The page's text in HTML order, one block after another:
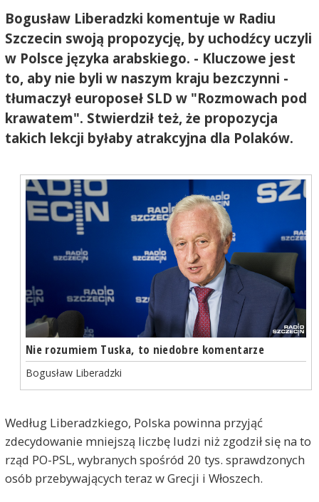
Bogusław Liberadzki komentuje w Radiu
Szczecin swoją propozycję, by uchodźcy uczyli
w Polsce języka arabskiego. - Kluczowe jest
to, aby nie byli w naszym kraju bezczynni -
tłumaczył europoseł SLD w "Rozmowach pod
krawatem". Stwierdził też, że propozycja
takich lekcji byłaby atrakcyjna dla Polaków.
Nie rozumiem Tuska, to niedobre komentarze
Bogusław Liberadzki
Według Liberadzkiego, Polska powinna przyjąć
zdecydowanie mniejszą liczbę ludzi niż zgodził się na to
rząd PO-PSL, wybranych spośród 20 tys. sprawdzonych
osób przebywających teraz w Grecji i Włoszech.